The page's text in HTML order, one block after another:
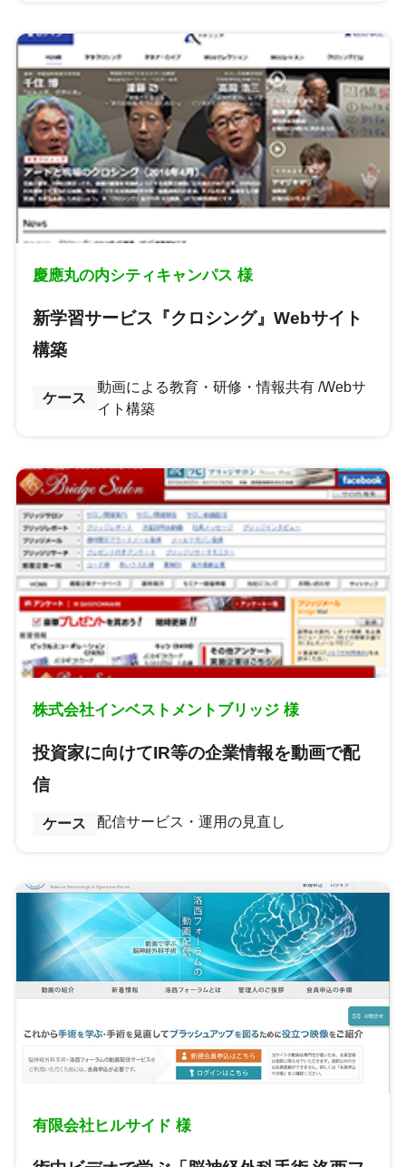
慶應丸の内シティキャンパス 様
新学習サービス『クロシング』Webサイト
構築
ケース
動画による教育・研修・情報共有 Webサ
イト構築
株式会社インベストメントブリッジ 様
投資家に向けてIR等の企業情報を動画で配
信
ケース 配信サービス・運用の見直し
有限会社ヒルサイド 様